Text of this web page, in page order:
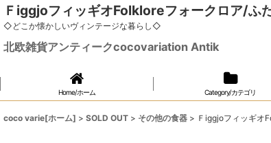
ＦiggjoフィッギオFolkloreフォークロア/ふ
◇どこか懐かしいヴィンテージな暮らし◇
北欧雑貨アンティークcocovariation Antik
Home/ホーム Category/カテゴリ
coco varie[ホーム] > SOLD OUT > その他の食器 > Ｆiggjoフィッギオ